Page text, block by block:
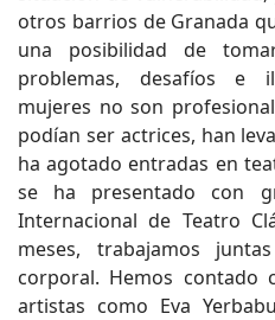
otros barrios de Granada
una posibilidad de
problemas, desafíos e
mujeres no son
podían ser actrices, han
ha agotado entradas en
se ha presentado con
Internacional de Teatro
meses, trabajamos
corporal. Hemos contado
artistas como Eva